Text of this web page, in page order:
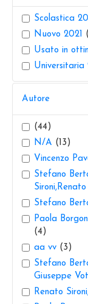
Scolastica
Nuovo 2021
Usato in
Universitaria
Autore
(44)
N/A (13)
Vincenzo
Stefano
Stefano
Paola
(4)
aa vv (3)
Stefano
Giuseppe
Renato